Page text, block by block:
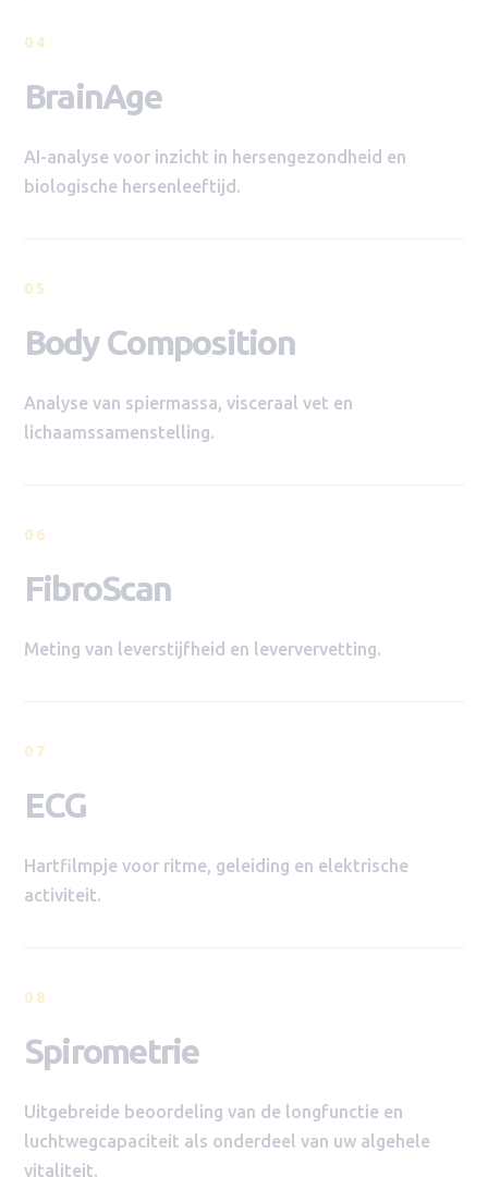
04
BrainAge
AI-analyse voor inzicht in hersengezondheid en
biologische hersenleeftijd.
05
Body Composition
Analyse van spiermassa, visceraal vet en
lichaamssamenstelling.
06
FibroScan
Meting van leverstijfheid en leververvetting.
07
ECG
Hartfilmpje voor ritme, geleiding en elektrische
activiteit.
08
Spirometrie
Uitgebreide beoordeling van de longfunctie en
luchtwegcapaciteit als onderdeel van uw algehele
vitaliteit.